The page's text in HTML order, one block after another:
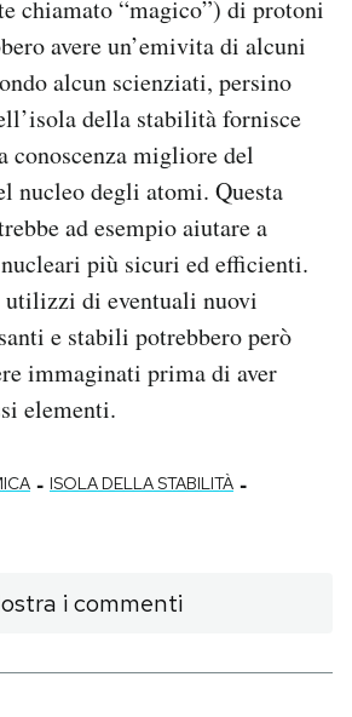
chiamato “magico”) di protoni
avere un’emivita di alcuni
alcun scienziati, persino
della stabilità fornisce
conoscenza migliore del
nucleo degli atomi. Questa
ad esempio aiutare a
più sicuri ed efficienti.
di eventuali nuovi
e stabili potrebbero però
immaginati prima di aver
elementi.
- ISOLA DELLA STABILITÀ -
i commenti